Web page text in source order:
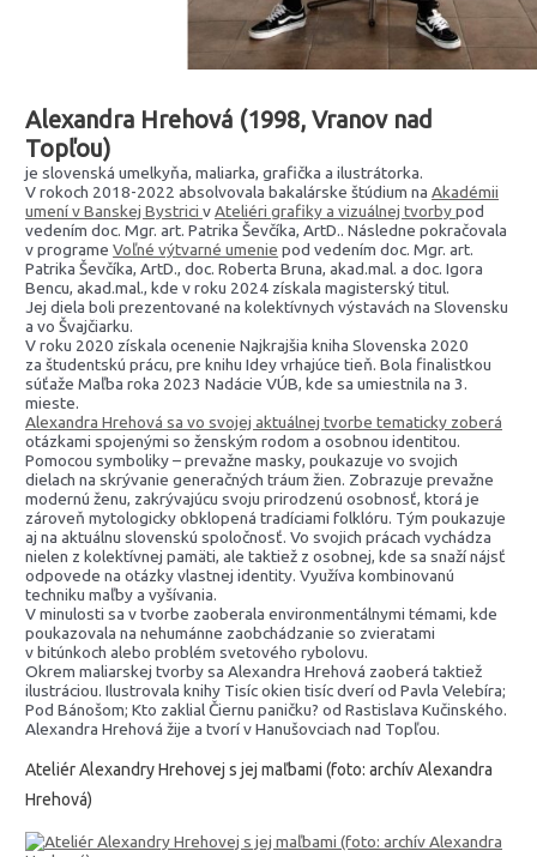
Alexandra Hrehová (1998, Vranov nad
Topľou)
je slovenská umelkyňa, maliarka, grafička a ilustrátorka.
V rokoch 2018-2022 absolvovala bakalárske štúdium naAkadémii
umení v Banskej BystricivAteliéri grafiky a vizuálnej tvorbypod
vedením doc. Mgr. art. Patrika Ševčíka, ArtD.. Následne pokračovala
v programeVoľné výtvarné umenie pod vedením doc. Mgr. art.
Patrika Ševčíka, ArtD., doc. Roberta Bruna, akad.mal. a doc. Igora
Bencu, akad.mal., kde v roku 2024 získala magisterský titul.
Jej diela boli prezentované na kolektívnych výstavách na Slovensku
a vo Švajčiarku.
V roku 2020 získala ocenenie Najkrajšia kniha Slovenska 2020
za študentskú prácu, pre knihu Idey vrhajúce tieň. Bola finalistkou
súťaže Maľba roka 2023 Nadácie VÚB, kde sa umiestnila na 3.
mieste.
Alexandra Hrehová sa vo svojej aktuálnej tvorbe tematicky zoberá
otázkami spojenými so ženským rodom a osobnou identitou.
Pomocou symboliky – prevažne masky, poukazuje vo svojich
dielach na skrývanie generačných tráum žien. Zobrazuje prevažne
modernú ženu, zakrývajúcu svoju prirodzenú osobnosť, ktorá je
zároveň mytologicky obklopená tradíciami folklóru. Tým poukazuje
aj na aktuálnu slovenskú spoločnosť. Vo svojich prácach vychádza
nielen z kolektívnej pamäti, ale taktiež z osobnej, kde sa snaží nájsť
odpovede na otázky vlastnej identity. Využíva kombinovanú
techniku maľby a vyšívania.
V minulosti sa v tvorbe zaoberala environmentálnymi témami, kde
poukazovala na nehumánne zaobchádzanie so zvieratami
v bitúnkoch alebo problém svetového rybolovu.
Okrem maliarskej tvorby sa Alexandra Hrehová zaoberá taktiež
ilustráciou. Ilustrovala knihy Tisíc okien tisíc dverí od Pavla Velebíra;
Pod Bánošom; Kto zaklial Čiernu paničku? od Rastislava Kučinského.
Alexandra Hrehová žije a tvorí v Hanušovciach nad Topľou.
Ateliér Alexandry Hrehovej s jej maľbami (foto: archív Alexandra
Hrehová)